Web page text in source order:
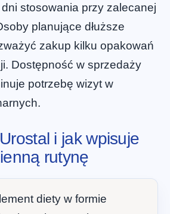
stosowania przy zalecanej
planujące dłuższe
zakup kilku opakowań
Dostępność w sprzedaży
potrzebę wizyt w
i jak wpisuje
rutynę
diety w formie